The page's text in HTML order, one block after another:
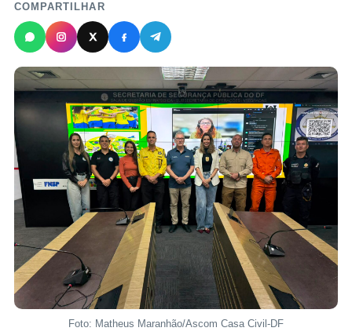
COMPARTILHAR
Foto: Matheus Maranhão/Ascom Casa Civil-DF